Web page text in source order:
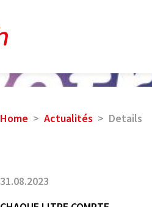
Home Actualités Details
31.08.2023